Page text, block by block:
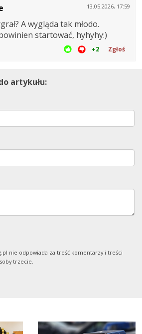
13.05.2026, 17:59
A wygląda tak młodo.
startować, hyhyhy:)
+2 Zgłoś
artykułu:
nie odpowiada za treść komentarzy i treści
trzecie.